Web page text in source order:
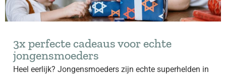
3x perfecte cadeaus voor echte
jongensmoeders
Heel eerlijk? Jongensmoeders zijn echte superhelden in